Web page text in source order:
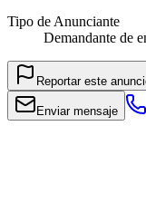
Tipo de Anunciante
Demandante de
Reportar este
Enviar mensaje